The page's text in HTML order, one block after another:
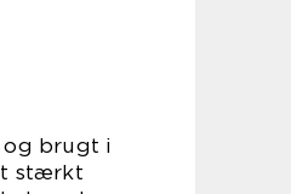
og brugt i
stærkt